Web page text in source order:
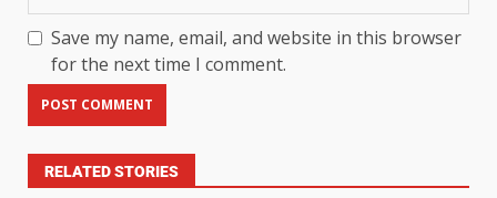
Save my name, email, and website in this browser
for the next time I comment.
RELATED STORIES